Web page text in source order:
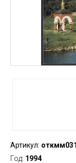
Артикул:
Год: 1994